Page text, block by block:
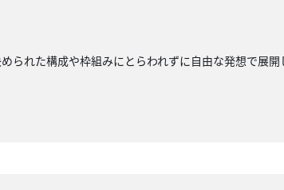
れた構成や枠組みにとらわれずに自由な発想で展開